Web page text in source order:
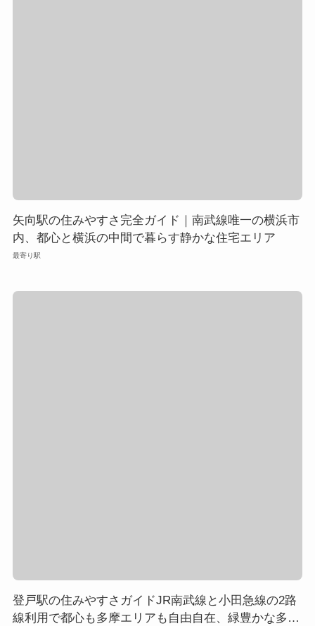
矢向駅の住みやすさ完全ガイド｜南武線唯一の横浜市
内、都心と横浜の中間で暮らす静かな住宅エリア
最寄り駅
登戸駅の住みやすさガイドJR南武線と小田急線の2路
線利用で都心も多摩エリアも自由自在、緑豊かな多摩